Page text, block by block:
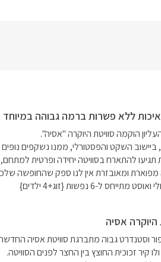
חדר
מראה
רחצה רכות
יחיד נפתחות ללינת עד 4
ללא פשרות ברמה גבוהה במיוחד
ל-6 נפשות {זוג+4 ילדים}
היוקרה אסיה